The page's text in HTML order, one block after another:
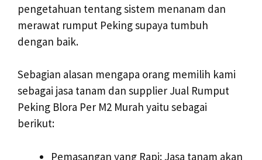
pengetahuan tentang sistem menanam dan
merawat rumput Peking supaya tumbuh
dengan baik.
Sebagian alasan mengapa orang memilih kami
sebagai jasa tanam dan supplier Jual Rumput
Peking Blora Per M2 Murah yaitu sebagai
berikut:
Pemasangan yang Rapi: Jasa tanam akan